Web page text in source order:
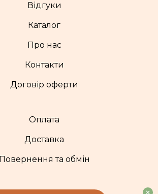
Відгуки
Каталог
Про нас
Контакти
Договір оферти
Оплата
Доставка
Повернення та обмін